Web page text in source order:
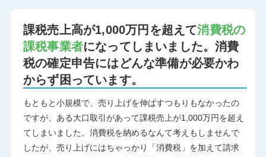
課税売上高が1,000万円を超えて消費税の
課税事業者になってしまいました。消費
税の確定申告にはどんな準備が必要かわ
からず困っています。
もともと小規模で、売り上げを伸ばすつもりもなかったの
ですが、ある大口取引があって課税売上が1,000万円を超え
てしまいました。消費税を納めるなんて考えもしませんで
したが、売り上げにはちゃっかり「消費税」を加えて請求